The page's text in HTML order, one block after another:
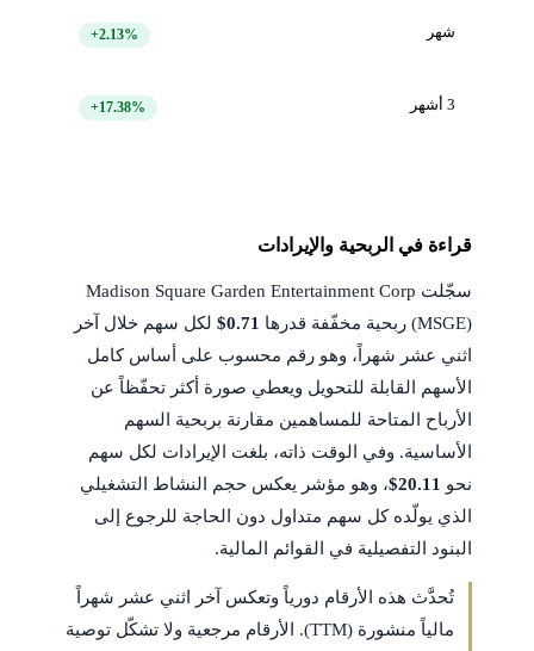
شهر +2.13%
3 أشهر +17.38%
قراءة في الربحية والإيرادات
سجّلت Madison Square Garden Entertainment Corp
(MSGE) ربحية مخفّفة قدرها
$0.71لكل سهم خلال آخر
اثني عشر شهراً، وهو رقم محسوب على أساس كامل
الأسهم القابلة للتحويل ويعطي صورة أكثر تحفّظاً عن
الأرباح المتاحة للمساهمين مقارنة بربحية السهم
الأساسية. وفي الوقت ذاته، بلغت الإيرادات لكل سهم
نحو $20.11، وهو مؤشر يعكس حجم النشاط التشغيلي
الذي يولّده كل سهم متداول دون الحاجة للرجوع إلى
البنود التفصيلية في القوائم المالية.
تُحدَّث هذه الأرقام دورياً وتعكس آخر اثني عشر شهراً
مالياً منشورة (TTM). الأرقام مرجعية ولا تشكّل توصية